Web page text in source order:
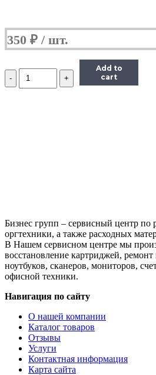
350 ₽
Количество
Ролик
Add to
cart
Бизнес групп – сервисный центр по
оргтехники, а также расходных
В Нашем сервисном центре мы
восстановление картриджей,
ноутбуков, сканеров, мониторов,
офисной техники.
Навигация по сайту
О нашей компании
Каталог товаров
Отзывы
Услуги
Контактная информация
Карта сайта